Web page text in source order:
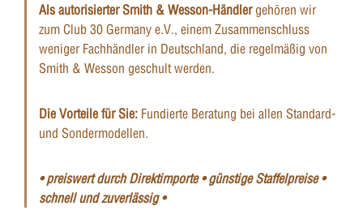
Als autorisierter Smith & Wesson-Händlergehören wir
zum Club 30 Germany e.V., einem Zusammenschluss
weniger Fachhändler in Deutschland, die regelmäßig von
Smith & Wesson geschult werden.
Die Vorteile für Sie: Fundierte Beratung bei allen Standard-
und Sondermodellen.
• preiswert durch Direktimporte • günstige Staffelpreise •
schnell und zuverlässig •